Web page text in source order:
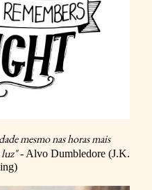
mesmo nas horas mais
luz" - Alvo Dumbledore (J.K.